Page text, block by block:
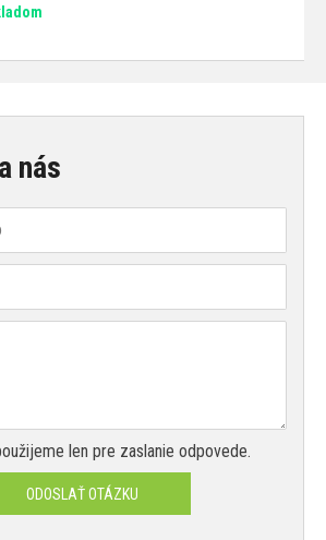
nás
len pre zaslanie odpovede.
ODOSLAŤ OTÁZKU